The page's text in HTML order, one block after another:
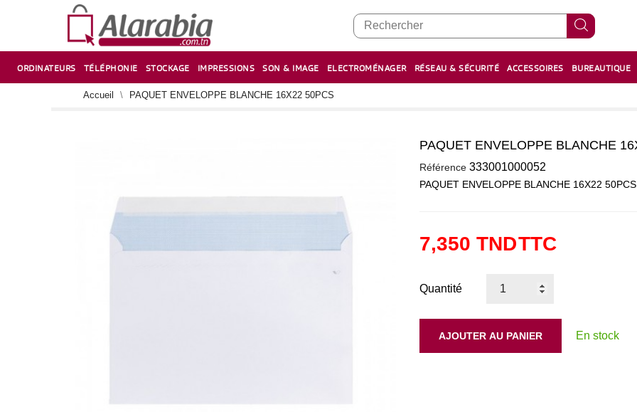
ORDINATEURS TÉLÉPHONIE STOCKAGE IMPRESSIONS SON & IMAGE ELECTROMÉNAGER RÉSEAU & SÉCURITÉ ACCESSOIRES BUREAUTIQUE
Accueil PAQUET ENVELOPPE BLANCHE 16X22 50PCS
PAQUET ENVELOPPE BLANCHE
Référence 333001000052
PAQUET ENVELOPPE BLANCHE 16X22 50PCS
7,350 TNDTTC
Quantité
AJOUTER AU PANIER En stock